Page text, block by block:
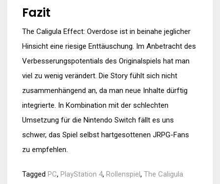
Fazit
The Caligula Effect: Overdose ist in beinahe jeglicher
Hinsicht eine riesige Enttäuschung. Im Anbetracht des
Verbesserungspotentials des Originalspiels hat man
viel zu wenig verändert. Die Story fühlt sich nicht
zusammenhängend an, da man neue Inhalte dürftig
integrierte. In Kombination mit der schlechten
Umsetzung für die Nintendo Switch fällt es uns
schwer, das Spiel selbst hartgesottenen JRPG-Fans
zu empfehlen.
Tagged PC, PlayStation 4, Rollenspiel, The Caligula